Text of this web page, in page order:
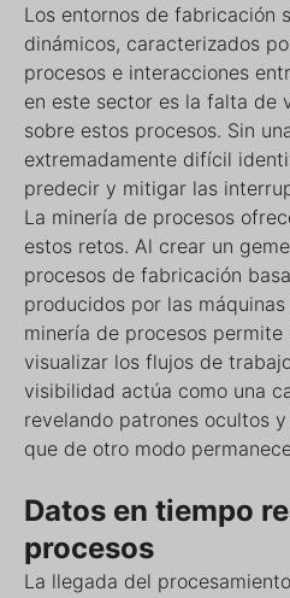
Los entornos de fabricación
dinámicos, caracterizados
procesos e interacciones
en este sector es la falta de
sobre estos procesos. Sin
extremadamente difícil
predecir y mitigar las
La minería de procesos
estos retos. Al crear un
procesos de fabricación
producidos por las
minería de procesos
visualizar los flujos de
visibilidad actúa como una
revelando patrones ocultos
que de otro modo
Datos en tiempo
procesos
La llegada del